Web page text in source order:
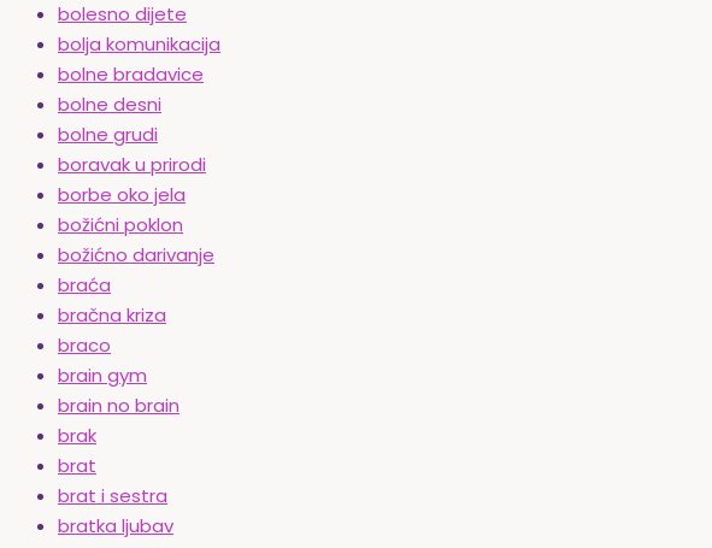
bolesno dijete
bolja komunikacija
bolne bradavice
bolne desni
bolne grudi
boravak u prirodi
borbe oko jela
božićni poklon
božićno darivanje
braća
bračna kriza
braco
brain gym
brain no brain
brak
brat
brat i sestra
bratka ljubav